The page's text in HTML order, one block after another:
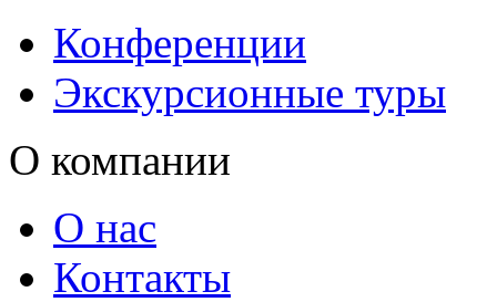
Конференции
Экскурсионные туры
О компании
О нас
Контакты